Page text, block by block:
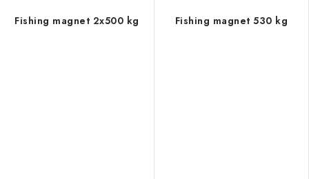
Fishing magnet 2x500 kg Fishing magnet 530 kg